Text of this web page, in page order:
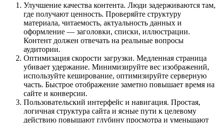
Улучшение качества контента. Люди задерживаются там,
где получают ценность. Проверяйте структуру
материала, читаемость, актуальность данных и
оформление — заголовки, списки, иллюстрации.
Контент должен отвечать на реальные вопросы
аудитории.
Оптимизация скорости загрузки. Медленная страница
убивает удержание. Минимизируйте вес изображений,
используйте кеширование, оптимизируйте серверную
часть. Быстрое отображение заметно повышает время на
сайте и конверсии.
Пользовательский интерфейс и навигация. Простая,
логичная структура сайта и ясные пути к целевому
действию повышают глубину просмотра и уменьшают